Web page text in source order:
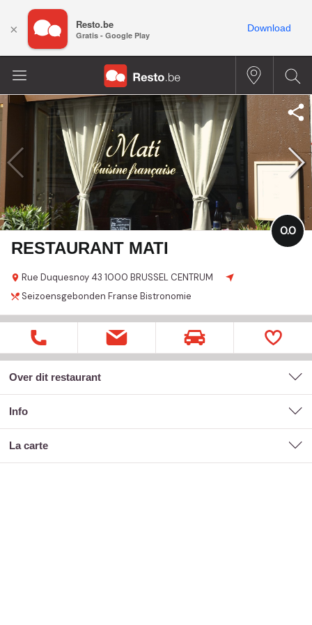
RESTAURANT MATI
Rue Duquesnoy 43 1000 BRUSSEL CENTRUM
0.0
Seizoensgebonden Franse Bistronomie
Over dit restaurant
Info
la carte
× Resto.be
Gratis - Google Play
Download